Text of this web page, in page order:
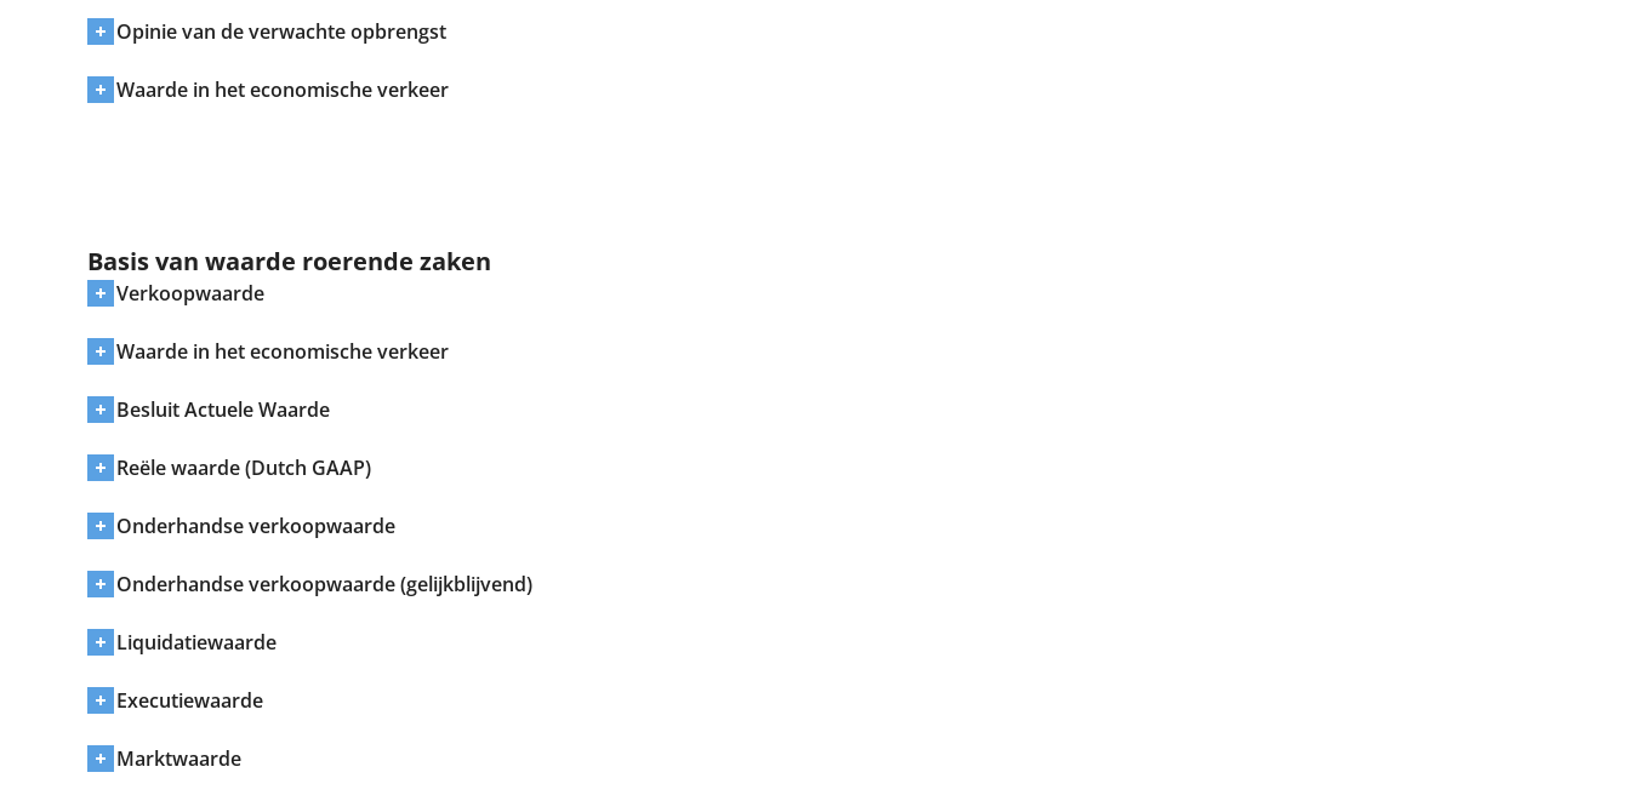
Opinie van de verwachte opbrengst
Waarde in het economische verkeer
Basis van waarde roerende zaken
Verkoopwaarde
Waarde in het economische verkeer
Besluit Actuele Waarde
Reële waarde (Dutch GAAP)
Onderhandse verkoopwaarde
Onderhandse verkoopwaarde (gelijkblijvend)
Liquidatiewaarde
Executiewaarde
Marktwaarde